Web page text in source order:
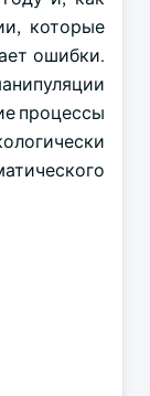
которые
ошибки.
процессы